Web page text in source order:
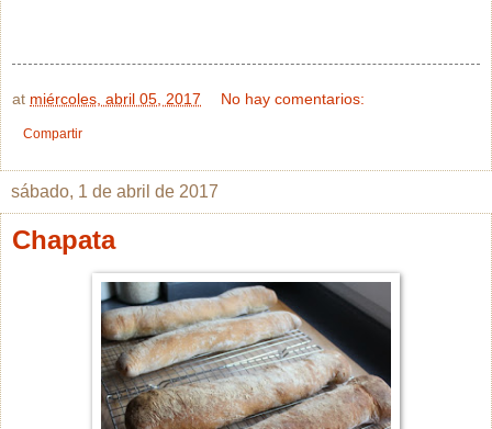
at miércoles, abril 05, 2017 No hay comentarios:
Compartir
sábado, 1 de abril de 2017
Chapata